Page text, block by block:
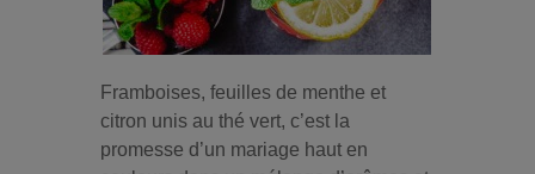
Framboises, feuilles de menthe et
citron unis au thé vert, c’est la
promesse d’un mariage haut en